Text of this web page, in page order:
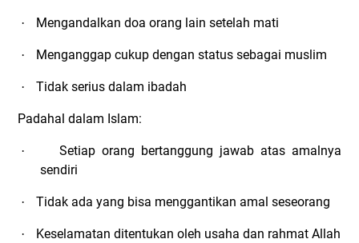
· Mengandalkan doa orang lain setelah mati
· Menganggap cukup dengan status sebagai muslim
· Tidak serius dalam ibadah
Padahal dalam Islam:
·
Setiap orang bertanggung jawab atas amalnya
sendiri
· Tidak ada yang bisa menggantikan amal seseorang
· Keselamatan ditentukan oleh usaha dan rahmat Allah